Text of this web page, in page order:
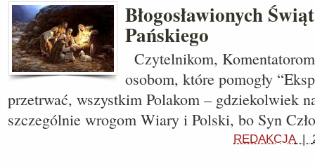
Błogosławionych
Pańskiego
Czytelnikom,
osobom, które pomogły
przetrwać, wszystkim Polakom – gdziekolwiek
szczególnie wrogom Wiary i Polski, bo Syn
REDAKCJA|